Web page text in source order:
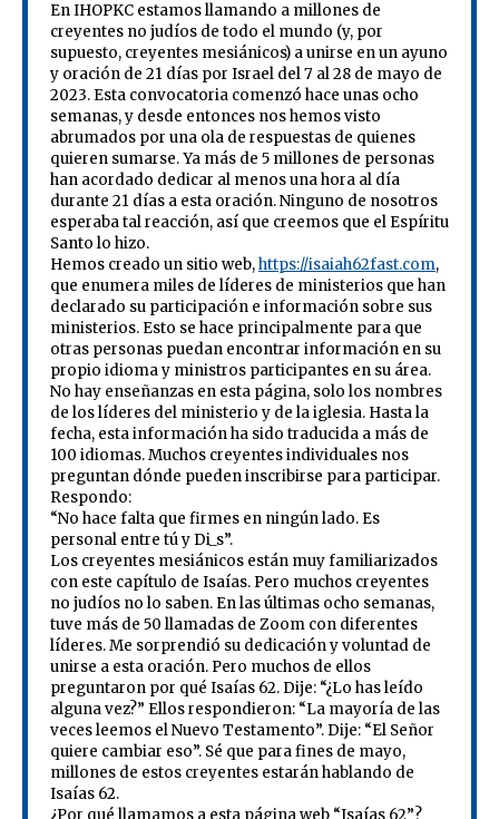
En IHOPKC estamos llamando a millones de
creyentes no judíos de todo el mundo (y, por
supuesto, creyentes mesiánicos) a unirse en un ayuno
y oración de 21 días por Israel del 7 al 28 de mayo de
2023. Esta convocatoria comenzó hace unas ocho
semanas, y desde entonces nos hemos visto
abrumados por una ola de respuestas de quienes
quieren sumarse. Ya más de 5 millones de personas
han acordado dedicar al menos una hora al día
durante 21 días a esta oración. Ninguno de nosotros
esperaba tal reacción, así que creemos que el Espíritu
Santo lo hizo.
Hemos creado un sitio web,https://isaiah62fast.com,
que enumera miles de líderes de ministerios que han
declarado su participación e información sobre sus
ministerios. Esto se hace principalmente para que
otras personas puedan encontrar información en su
propio idioma y ministros participantes en su área.
No hay enseñanzas en esta página, solo los nombres
de los líderes del ministerio y de la iglesia. Hasta la
fecha, esta información ha sido traducida a más de
100 idiomas. Muchos creyentes individuales nos
preguntan dónde pueden inscribirse para participar.
Respondo:
“No hace falta que firmes en ningún lado. Es
personal entre tú y Di_s”.
Los creyentes mesiánicos están muy familiarizados
con este capítulo de Isaías. Pero muchos creyentes
no judíos no lo saben. En las últimas ocho semanas,
tuve más de 50 llamadas de Zoom con diferentes
líderes. Me sorprendió su dedicación y voluntad de
unirse a esta oración. Pero muchos de ellos
preguntaron por qué Isaías 62. Dije: “¿Lo has leído
alguna vez?” Ellos respondieron: “La mayoría de las
veces leemos el Nuevo Testamento”. Dije: “El Señor
quiere cambiar eso”. Sé que para fines de mayo,
millones de estos creyentes estarán hablando de
Isaías 62.